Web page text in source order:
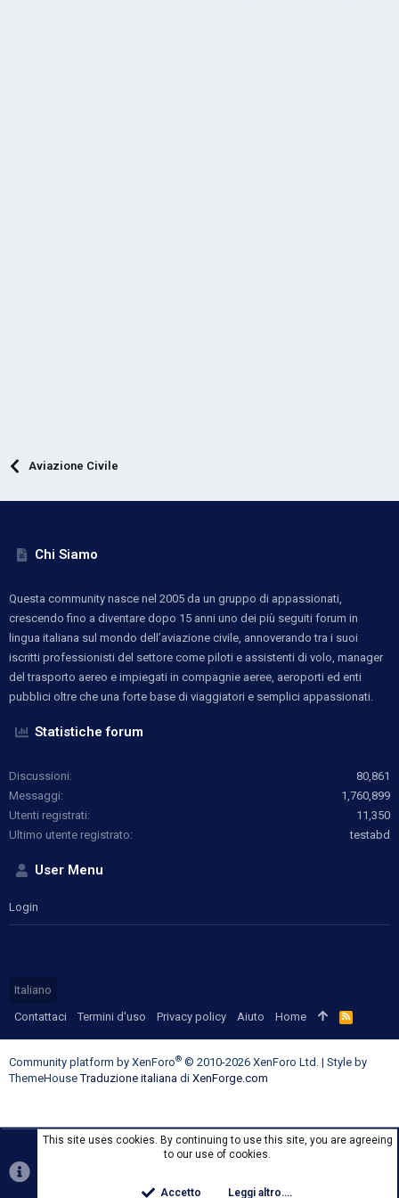
Aviazione Civile
Chi Siamo
Questa community nasce nel 2005 da un gruppo di appassionati,
crescendo fino a diventare dopo 15 anni uno dei più seguiti forum in
lingua italiana sul mondo dell’aviazione civile, annoverando tra i suoi
iscritti professionisti del settore come piloti e assistenti di volo, manager
del trasporto aereo e impiegati in compagnie aeree, aeroporti ed enti
pubblici oltre che una forte base di viaggiatori e semplici appassionati.
Statistiche forum
Discussioni
80,861
Messaggi
1,760,899
Utenti registrati
11,350
Ultimo utente registrato
testabd
User Menu
Login
Italiano
Contattaci
Termini d'uso Privacy policy Aiuto Home
R
S
S
Community platform by XenForo® © 2010-2026 XenForo Ltd. | Style by
ThemeHouse Traduzione italiana di XenForge.com
This site uses cookies. By continuing to use this site, you are agreeing
to our use of cookies.
Accetto Leggi altro....